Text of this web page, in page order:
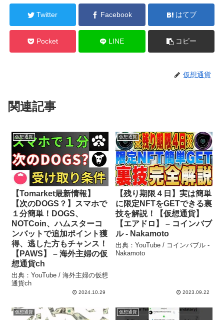
Twitter Facebook はてブ
Pocket LINE コピー
仮想通貨
関連記事
仮想通貨
【Tomarket最新情報】
【次のDOGS？】スマホで
１分簡単！DOGS、
NOTCoin、ハムスターコ
ンバットで追加ポイント獲
得、逃した方もチャンス！
【PAWS】 – 海外主婦の仮
想通貨ch
出典：YouTube / 海外主婦の仮想
通貨ch
2024.10.29
仮想通貨
【残り期限４日】実は簡単
に限定NFTをGETできる裏
技を解説！【仮想通貨】
【エアドロ】 – コインバブ
ル ‐ Nakamoto
出典：YouTube / コインバブル ‐
Nakamoto
2023.09.22
仮想通貨 仮想通貨